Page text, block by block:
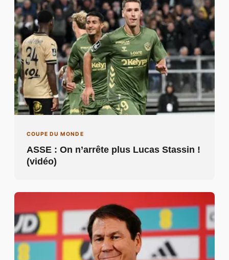
COUPE DU MONDE
ASSE : On n’arrête plus Lucas Stassin !
(vidéo)